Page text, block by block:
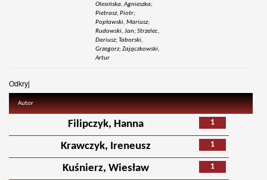
Olesińska, Agnieszka;
Pietrasz, Piotr;
Popławski, Mariusz;
Rudowski, Jan; Strzelec,
Dariusz; Taborski,
Grzegorz; Zajączkowski,
Artur
Odkryj
Autor
1
Filipczyk, Hanna
1
Krawczyk, Ireneusz
1
Kuśnierz, Wiesław